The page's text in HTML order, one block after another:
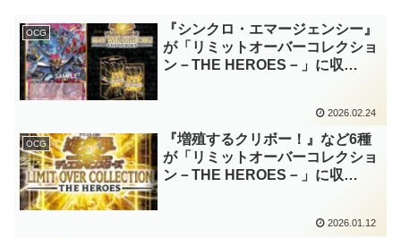
OCG
『シンクロ・エマージェンシー』
が「リミットオーバーコレクショ
ン－THE HEROES－」に収
現！！手札から発動してシンクロ
召喚する効果も凄いですね！？
【遊戯王OCG】
2026.02.24
OCG
『増殖するクリボー！』など6種
が「リミットオーバーコレクショ
ン－THE HEROES－」に収
ドもリメイク元が正統強化されて
2026.01.12